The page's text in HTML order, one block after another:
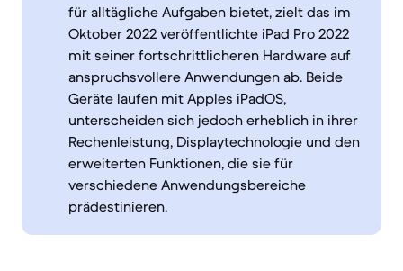
für alltägliche Aufgaben bietet, zielt das im
Oktober 2022 veröffentlichte iPad Pro 2022
mit seiner fortschrittlicheren Hardware auf
anspruchsvollere Anwendungen ab. Beide
Geräte laufen mit Apples iPadOS,
unterscheiden sich jedoch erheblich in ihrer
Rechenleistung, Displaytechnologie und den
erweiterten Funktionen, die sie für
verschiedene Anwendungsbereiche
prädestinieren.